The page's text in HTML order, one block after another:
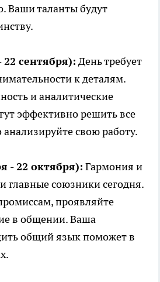
Ваши таланты будут
22 сентября): День требует
к деталям.
и аналитические
эффективно решить все
свою работу.
- 22 октября): Гармония и
главные союзники сегодня.
проявляйте
в общении. Ваша
общий язык поможет в